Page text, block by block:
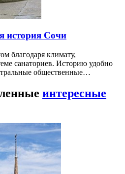
история Сочи
благодаря климату,
санаториев. Историю удобно
общественные…
интересные